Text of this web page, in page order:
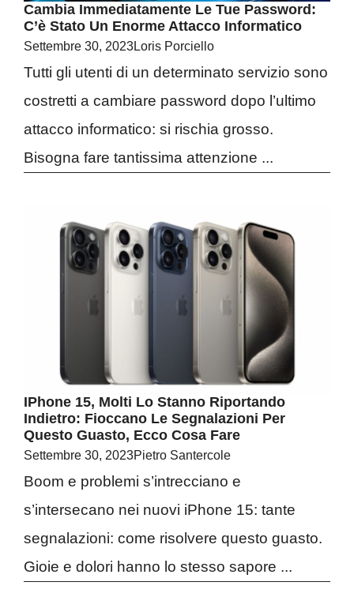
Cambia Immediatamente Le Tue Password:
C’è Stato Un Enorme Attacco Informatico
Settembre 30, 2023Loris Porciello
Tutti gli utenti di un determinato servizio sono
costretti a cambiare password dopo l’ultimo
attacco informatico: si rischia grosso.
Bisogna fare tantissima attenzione ...
IPhone 15, Molti Lo Stanno Riportando
Indietro: Fioccano Le Segnalazioni Per
Questo Guasto, Ecco Cosa Fare
Settembre 30, 2023Pietro Santercole
Boom e problemi s’intrecciano e
s’intersecano nei nuovi iPhone 15: tante
segnalazioni: come risolvere questo guasto.
Gioie e dolori hanno lo stesso sapore ...